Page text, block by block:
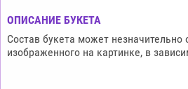
ОПИСАНИЕ БУКЕТА
Состав букета может незначительно
изображенного на картинке, в